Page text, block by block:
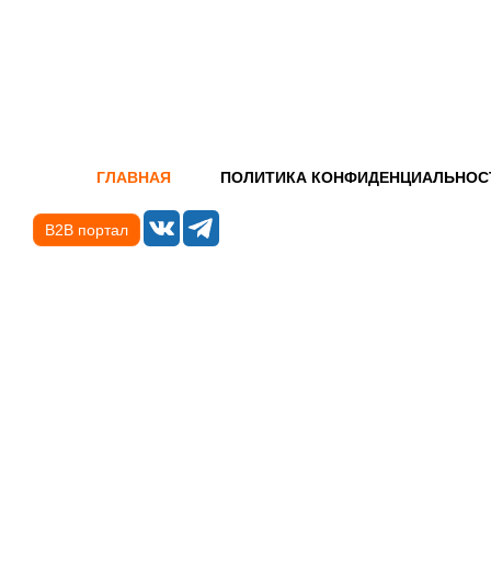
ГЛАВНАЯ ПОЛИТИКА
B2B портал